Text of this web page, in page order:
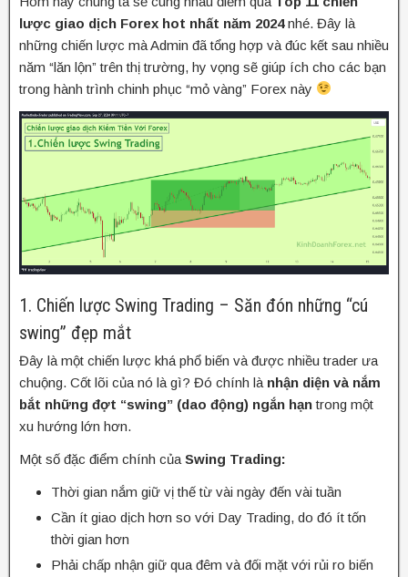
lược giao dịch Forex hot nhất năm 2024nhé. Đây là
những chiến lược mà Admin đã tổng hợp và đúc kết sau nhiều
năm “lăn lộn” trên thị trường, hy vọng sẽ giúp ích cho các bạn
trong hành trình chinh phục “mỏ vàng” Forex này
1. Chiến lược Swing Trading – Săn đón những “cú
swing” đẹp mắt
Đây là một chiến lược khá phổ biến và được nhiều trader ưa
chuộng. Cốt lõi của nó là gì? Đó chính là nhận diện và nắm
bắt những đợt “swing” (dao động) ngắn hạntrong một
xu hướng lớn hơn.
Một số đặc điểm chính của Swing Trading:
Thời gian nắm giữ vị thế từ vài ngày đến vài tuần
Cần ít giao dịch hơn so với Day Trading, do đó ít tốn
thời gian hơn
Phải chấp nhận giữ qua đêm và đối mặt với rủi ro biến